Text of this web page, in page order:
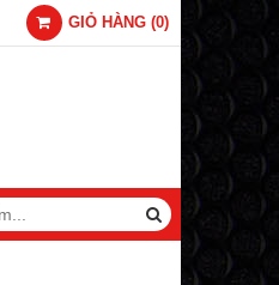
GIỎ HÀNG (0)